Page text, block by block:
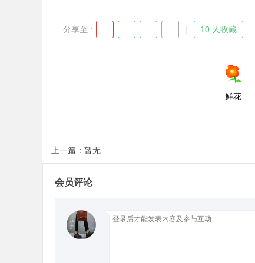
分享至 : 10 人收藏
鲜花
上一篇：暂无
会员评论